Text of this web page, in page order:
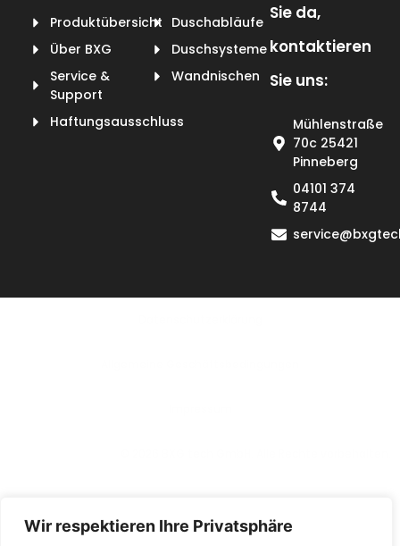
Wir respektieren Ihre Privatsphäre
Produktübersicht
Über BXG
Service &
Support
Haftungsausschluss
Duschabläufe
Duschsysteme
Wandnischen
Sie da,
kontaktieren
Sie uns:
Mühlenstraße
70c 25421
Pinneberg
04101 374
8744